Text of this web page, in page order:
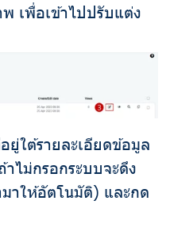
เพื่อเข้าไปปรับแต่ง
ยู่ใต้รายละเอียดข้อมูล
ไม่กรอกระบบจะดึง
าให้อัตโนมัติ) และกด